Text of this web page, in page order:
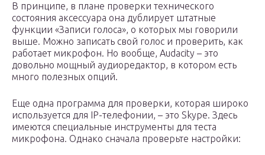
В принципе, в плане проверки технического
состояния аксессуара она дублирует штатные
функции «Записи голоса», о которых мы говорили
выше. Можно записать свой голос и проверить, как
работает микрофон. Но вообще, Audacity – это
довольно мощный аудиоредактор, в котором есть
много полезных опций.
Еще одна программа для проверки, которая широко
используется для IP-телефонии, – это Skype. Здесь
имеются специальные инструменты для теста
микрофона. Однако сначала проверьте настройки: